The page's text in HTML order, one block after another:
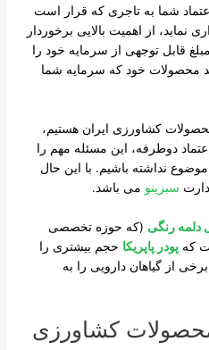
شما به تاجری که قرار است
از اهمیت بالایی برخوردار
قابل توجهی از سرمایه خود را
محصولات خود که سرمایه شما
کشاورزی ایران هستیم،
اعتماد دوطرفه، این مسئله مهم را
نداشته باشیم. با این حال
سبزینو می باشد.
دلمه رنگی (که حوزه تخصصی
کهپودر پاپریکا حجم بیشتری را
از گیاهان دارویی را به
کشاورزی